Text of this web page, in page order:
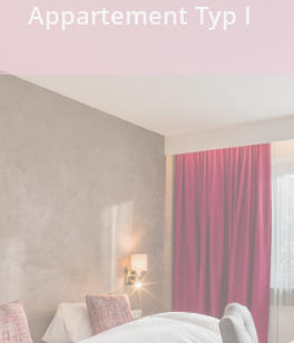
Appartement Typ I